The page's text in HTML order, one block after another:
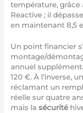
température,
Reactive ; il
en maintenant 8,5
Un point financier
montage/
annuel
120 €. À l’inverse,
réclamant un
réelle sur quatre
mais lasécurité